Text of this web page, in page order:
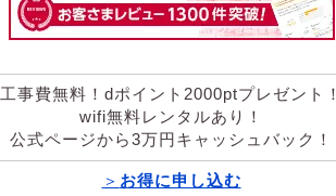
工事費無料！dポイント2000ptプレゼント！
wifi無料レンタルあり！
公式ページから3万円キャッシュバック！
＞ お得に申し込む